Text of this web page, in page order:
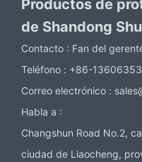
Productos de
de Shandong
Contacto : Fan del
Teléfono : +86-
Correo electrónico :
Habla a :
Changshun Road No.2,
ciudad de Liaocheng,